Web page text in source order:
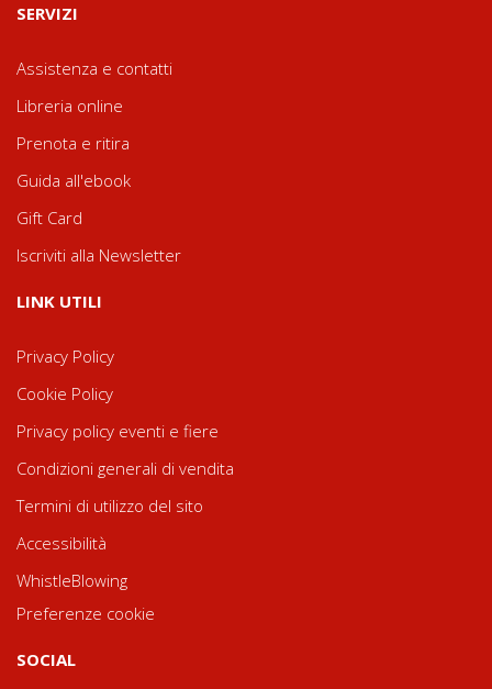
SERVIZI
Assistenza e contatti
Libreria online
Prenota e ritira
Guida all'ebook
Gift Card
Iscriviti alla Newsletter
LINK UTILI
Privacy Policy
Cookie Policy
Privacy policy eventi e fiere
Condizioni generali di vendita
Termini di utilizzo del sito
Accessibilità
WhistleBlowing
Preferenze cookie
SOCIAL